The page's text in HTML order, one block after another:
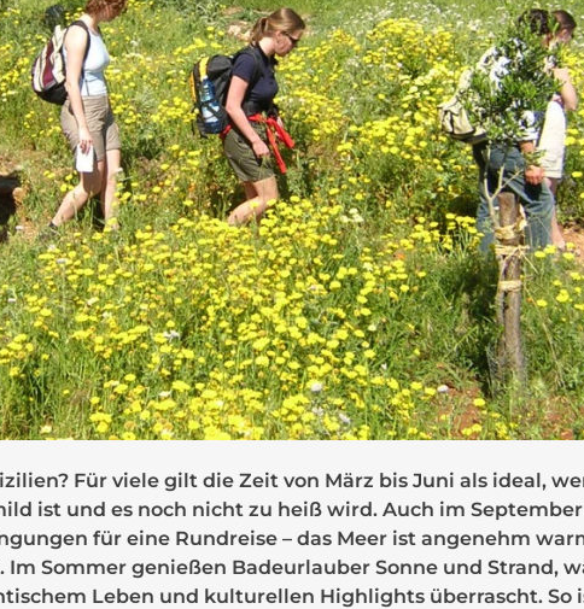
Für viele gilt die Zeit von März bis Juni als ideal,
ist und es noch nicht zu heiß wird. Auch im
für eine Rundreise – das Meer ist angenehm
Sommer genießen Badeurlauber Sonne und Strand,
Leben und kulturellen Highlights überrascht. So